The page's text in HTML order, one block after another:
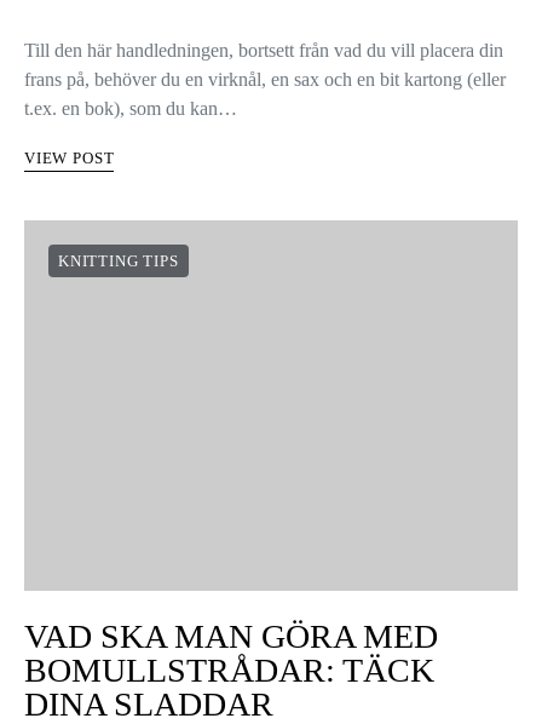
Till den här handledningen, bortsett från vad du vill placera din
frans på, behöver du en virknål, en sax och en bit kartong (eller
t.ex. en bok), som du kan…
VIEW POST
KNITTING TIPS
VAD SKA MAN GÖRA MED
BOMULLSTRÅDAR: TÄCK
DINA SLADDAR